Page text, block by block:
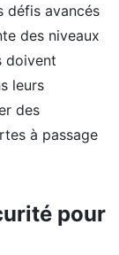
défis avancés
des niveaux
doivent
leurs
des
à passage
pour